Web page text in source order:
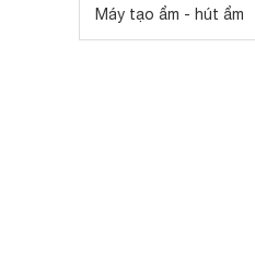
Máy tạo ẩm - hút ẩm